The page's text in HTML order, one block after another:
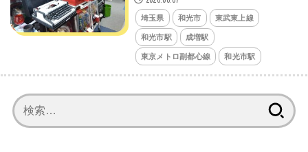
埼玉県 和光市 東武東上線
和光市駅 成増駅
東京メトロ副都心線 和光市駅
索: